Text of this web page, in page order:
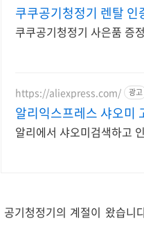
쿠쿠공기청정기 렌탈
쿠쿠공기청정기 사은품 증
https://aliexpress.com/ 광고
알리익스프레스 샤오미
알리에서 샤오미검색하고
공기청정기의 계절이 왔습니